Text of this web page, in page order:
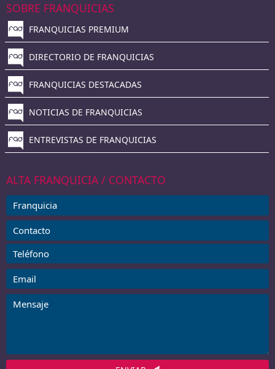
SOBRE FRANQUICIAS
FRANQUICIAS PREMIUM
DIRECTORIO DE FRANQUICIAS
FRANQUICIAS DESTACADAS
NOTICIAS DE FRANQUICIAS
ENTREVISTAS DE FRANQUICIAS
ALTA FRANQUICIA / CONTACTO